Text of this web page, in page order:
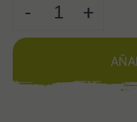
- +